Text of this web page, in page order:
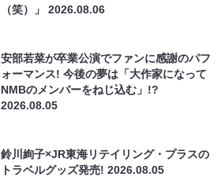
（笑）」2026.08.06
安部若菜が卒業公演でファンに感謝のパフ
ォーマンス! 今後の夢は「大作家になって
NMBのメンバーをねじ込む」!?
2026.08.05
鈴川絢子×JR東海リテイリング・プラスの
トラベルグッズ発売!2026.08.05